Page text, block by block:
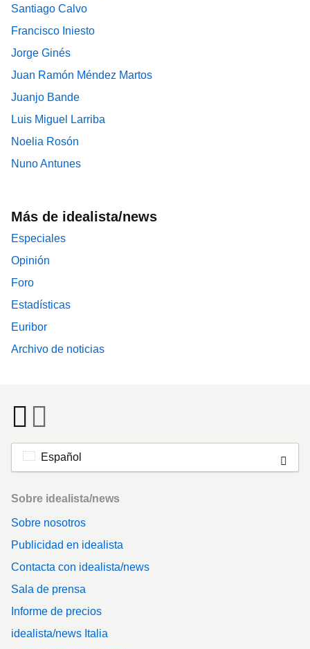
Santiago Calvo
Francisco Iniesto
Jorge Ginés
Juan Ramón Méndez Martos
Juanjo Bande
Luis Miguel Larriba
Noelia Rosón
Nuno Antunes
Más de idealista/news
Especiales
Opinión
Foro
Estadísticas
Euribor
Archivo de noticias
Español
Footer
Sobre idealista/news
Sobre nosotros
Publicidad en idealista
Contacta con idealista/news
Sala de prensa
Informe de precios
idealista/news Italia